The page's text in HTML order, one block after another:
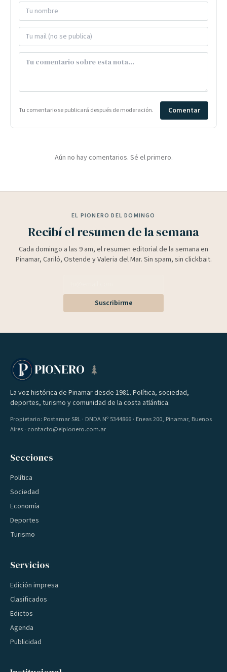
Tu comentario se publicará después de moderación. Comentar
Aún no hay comentarios. Sé el primero.
EL PIONERO DEL DOMINGO
Recibí el resumen de la semana
Cada domingo a las 9 am, el resumen editorial de la semana en
Pinamar, Cariló, Ostende y Valeria del Mar. Sin spam, sin clickbait.
Suscribirme
PIONERO
La voz histórica de Pinamar desde 1981. Política, sociedad,
deportes, turismo y comunidad de la costa atlántica.
Propietario: Postamar SRL · DNDA Nº 5344866 · Eneas 200, Pinamar, Buenos
Aires · contacto@elpionero.com.ar
Secciones
Política
Sociedad
Economía
Deportes
Turismo
Servicios
Edición impresa
Clasificados
Edictos
Agenda
Publicidad